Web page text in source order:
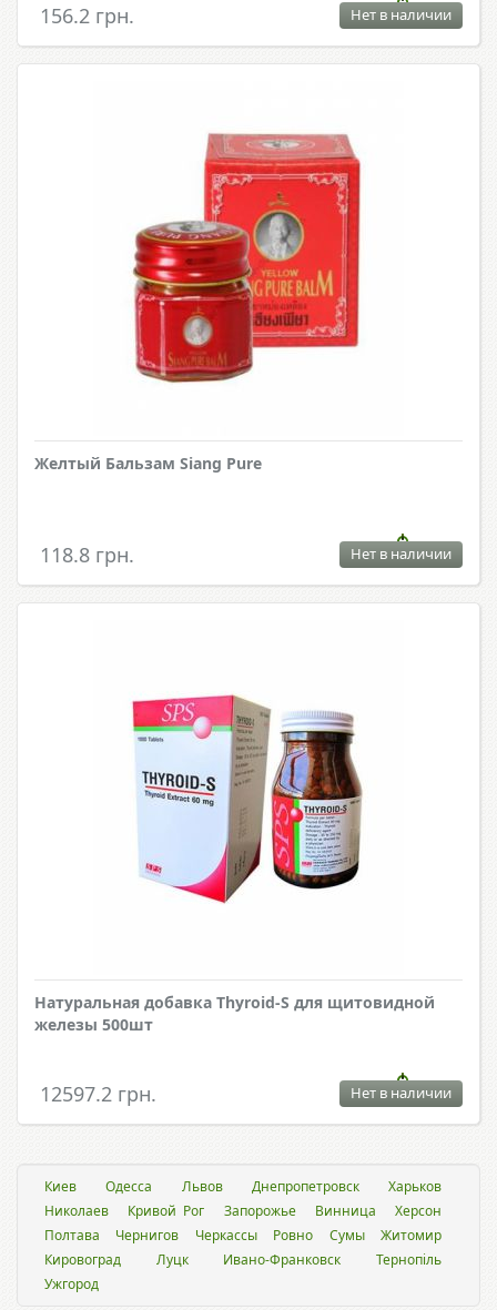
156.2 грн. Нет в наличии
Желтый Бальзам Siang Pure
118.8 грн. Нет в наличии
Натуральная добавка Thyroid-S для щитовидной
железы 500шт
12597.2 грн. Нет в наличии
Киев Одесса Львов Днепропетровск
Харьков
Николаев
Кривой Рог Запорожье Винница
Херсон
Полтава
Чернигов Черкассы Ровно Сумы
Житомир
Кировоград
Луцк Ивано-Франковск
Тернопіль
Ужгород